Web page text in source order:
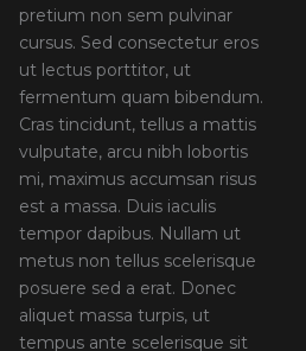
pretium non sem pulvinar
cursus. Sed consectetur eros
ut lectus porttitor, ut
fermentum quam bibendum.
Cras tincidunt, tellus a mattis
vulputate, arcu nibh lobortis
mi, maximus accumsan risus
est a massa. Duis iaculis
tempor dapibus. Nullam ut
metus non tellus scelerisque
posuere sed a erat. Donec
aliquet massa turpis, ut
tempus ante scelerisque sit